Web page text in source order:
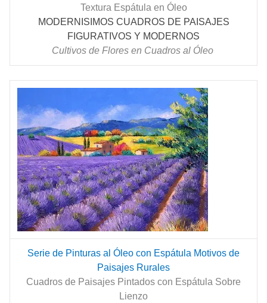
Textura Espátula en Óleo
MODERNISIMOS CUADROS DE PAISAJES
FIGURATIVOS Y MODERNOS
Cultivos de Flores en Cuadros al Óleo
Serie de Pinturas al Óleo con Espátula Motivos de
Paisajes Rurales
Cuadros de Paisajes Pintados con Espátula Sobre
Lienzo